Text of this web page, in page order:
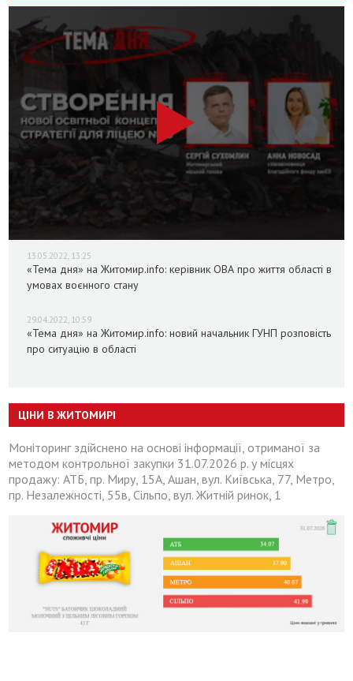
13.05.2022, 13:25
«Тема дня» на Житомир.info: керівник ОВА про життя області в
умовах воєнного стану
29.04.2022, 10:59
«Тема дня» на Житомир.info: новий начальник ГУНП розповість
про ситуацію в області
ЦІНИ В ЖИТОМИРІ
Моніторинг здійснено на основі інформації, отриманої за
методом контрольної закупки 31.07.2026 р. у місцях
продажу: АТБ, пр. Миру, 15А, Ашан, вул. Київська, 77, Метро,
пр. Незалежності, 55в, Сільпо, вул. Житній ринок, 1